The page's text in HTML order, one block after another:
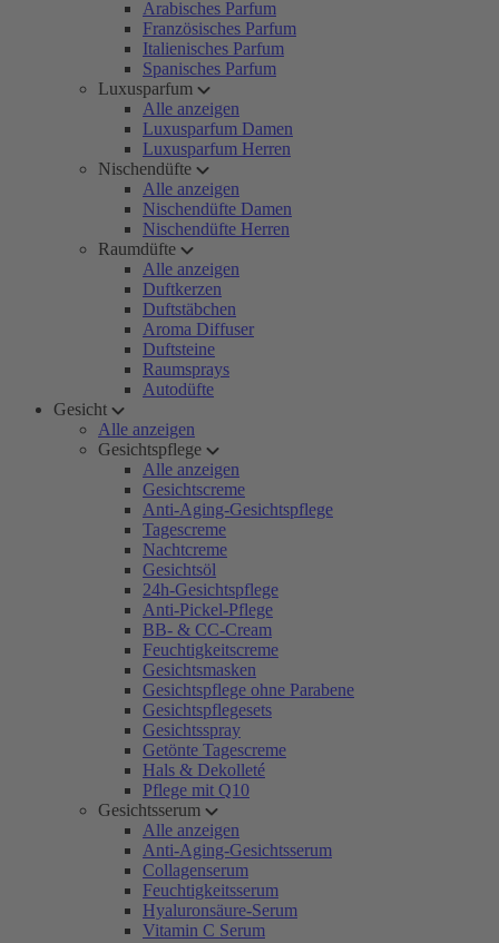
Arabisches Parfum
Französisches Parfum
Italienisches Parfum
Spanisches Parfum
Luxusparfum
Alle anzeigen
Luxusparfum Damen
Luxusparfum Herren
Nischendüfte
Alle anzeigen
Nischendüfte Damen
Nischendüfte Herren
Raumdüfte
Alle anzeigen
Duftkerzen
Duftstäbchen
Aroma Diffuser
Duftsteine
Raumsprays
Autodüfte
Gesicht
Alle anzeigen
Gesichtspflege
Alle anzeigen
Gesichtscreme
Anti-Aging-Gesichtspflege
Tagescreme
Nachtcreme
Gesichtsöl
24h-Gesichtspflege
Anti-Pickel-Pflege
BB- & CC-Cream
Feuchtigkeitscreme
Gesichtsmasken
Gesichtspflege ohne Parabene
Gesichtspflegesets
Gesichtsspray
Getönte Tagescreme
Hals & Dekolleté
Pflege mit Q10
Gesichtsserum
Alle anzeigen
Anti-Aging-Gesichtsserum
Collagenserum
Feuchtigkeitsserum
Hyaluronsäure-Serum
Vitamin C Serum